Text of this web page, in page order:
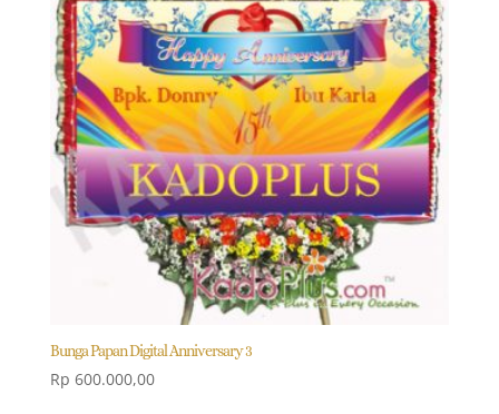
Bunga Papan Digital Anniversary 3
Rp 600.000,00